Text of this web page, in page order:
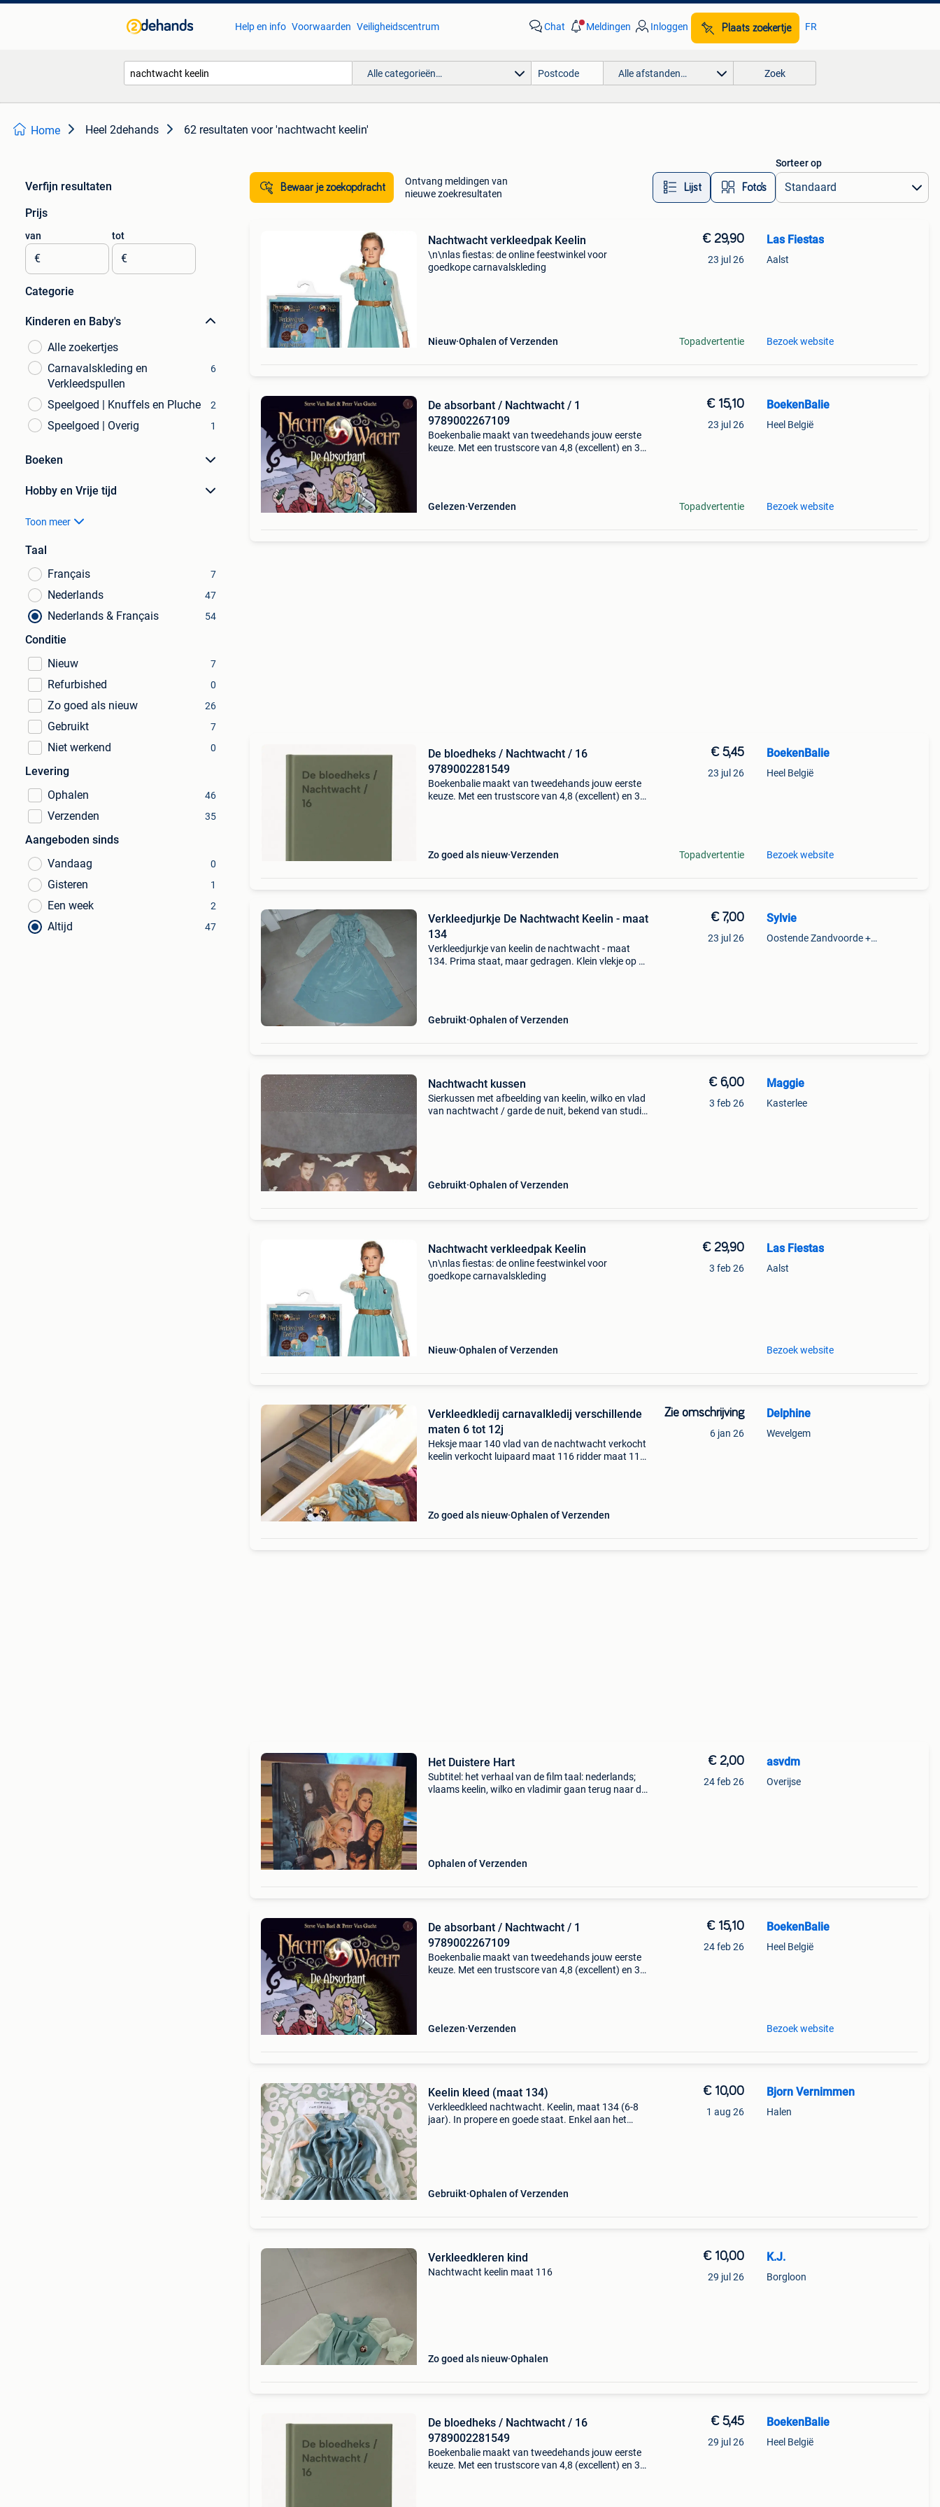
Help en info Voorwaarden Veiligheidscentrum Chat Meldingen Inloggen Plaats zoekertje FR
Alle categorieën… Alle afstanden… Zoek
Home Heel 2dehands 62 resultaten voor 'nachtwacht keelin'
Verfijn resultaten
Prijs
van
€
tot
€
Categorie
Kinderen en Baby's
Alle zoekertjes
Carnavalskleding en
Verkleedspullen
6
Speelgoed | Knuffels en Pluche 2
Speelgoed | Overig 1
Boeken
Hobby en Vrije tijd
Toon meer
Taal
Français
7
Nederlands 47
Nederlands & Français 54
Conditie
Nieuw
7
Refurbished 0
Zo goed als nieuw 26
Gebruikt 7
Niet werkend 0
Levering
Ophalen
46
Verzenden 35
Aangeboden sinds
Vandaag
0
Gisteren 1
Een week 2
Altijd 47
Bewaar je zoekopdracht
Ontvang meldingen van
nieuwe zoekresultaten
Lijst Foto’s
Sorteer op
Nachtwacht verkleedpak Keelin
\n\nlas fiestas: de online feestwinkel voor
goedkope carnavalskleding
Nieuw Ophalen of Verzenden
€ 29,90
23 jul 26
Topadvertentie
Las Fiestas
Aalst
Bezoek website
De absorbant / Nachtwacht / 1
9789002267109
Boekenbalie maakt van tweedehands jouw eerste
keuze. Met een trustscore van 4,8 (excellent) en 30
Gelezen Verzenden
€ 15,10
23 jul 26
Topadvertentie
BoekenBalie
Heel België
Bezoek website
De bloedheks / Nachtwacht / 16
9789002281549
Boekenbalie maakt van tweedehands jouw eerste
keuze. Met een trustscore van 4,8 (excellent) en 30
Zo goed als nieuw Verzenden
€ 5,45
23 jul 26
Topadvertentie
BoekenBalie
Heel België
Bezoek website
Verkleedjurkje De Nachtwacht Keelin - maat
134
Verkleedjurkje van keelin de nachtwacht - maat
134. Prima staat, maar gedragen. Klein vlekje op de
Gebruikt Ophalen of Verzenden
€ 7,00
23 jul 26
Sylvie
Oostende Zandvoorde +Oostende
Nachtwacht kussen
Sierkussen met afbeelding van keelin, wilko en vlad
van nachtwacht / garde de nuit, bekend van studio
Gebruikt Ophalen of Verzenden
€ 6,00
3 feb 26
Maggie
Kasterlee
Nachtwacht verkleedpak Keelin
\n\nlas fiestas: de online feestwinkel voor
goedkope carnavalskleding
Nieuw Ophalen of Verzenden
€ 29,90
3 feb 26
Las Fiestas
Aalst
Bezoek website
Verkleedkledij carnavalkledij verschillende
maten 6 tot 12j
Heksje maar 140 vlad van de nachtwacht verkocht
keelin verkocht luipaard maat 116 ridder maat 116
Zo goed als nieuw Ophalen of Verzenden
Zie omschrijving
6 jan 26
Delphine
Wevelgem
Het Duistere Hart
Subtitel: het verhaal van de film taal: nederlands;
vlaams keelin, wilko en vladimir gaan terug naar de
Ophalen of Verzenden
€ 2,00
24 feb 26
asvdm
Overijse
De absorbant / Nachtwacht / 1
9789002267109
Boekenbalie maakt van tweedehands jouw eerste
keuze. Met een trustscore van 4,8 (excellent) en 30
Gelezen Verzenden
€ 15,10
24 feb 26
BoekenBalie
Heel België
Bezoek website
Keelin kleed (maat 134)
Verkleedkleed nachtwacht. Keelin, maat 134 (6-8
jaar). In propere en goede staat. Enkel aan het
Gebruikt Ophalen of Verzenden
€ 10,00
1 aug 26
Bjorn Vernimmen
Halen
Verkleedkleren kind
Nachtwacht keelin maat 116
Zo goed als nieuw Ophalen
€ 10,00
29 jul 26
K.J.
Borgloon
De bloedheks / Nachtwacht / 16
9789002281549
Boekenbalie maakt van tweedehands jouw eerste
keuze. Met een trustscore van 4,8 (excellent) en 30
€ 5,45
29 jul 26
BoekenBalie
Heel België